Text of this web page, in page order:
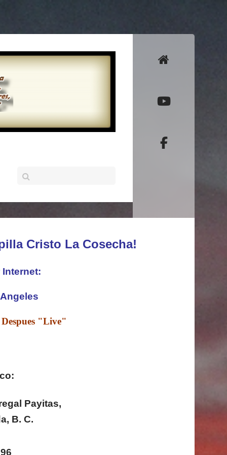
Cristo La Cosecha!
"Live"
Payitas,
B. C.